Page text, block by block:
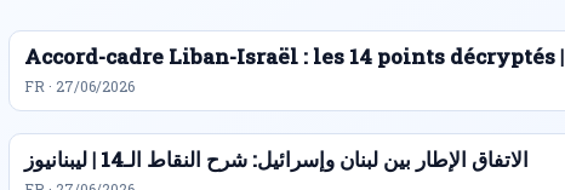
Accord-cadre Liban-Israël : les 14 points décryptés
FR · 27/06/2026
الاتفاق الإطار بين لبنان وإسرائيل: شرح النقاط الـ14 | ليبنانيوز